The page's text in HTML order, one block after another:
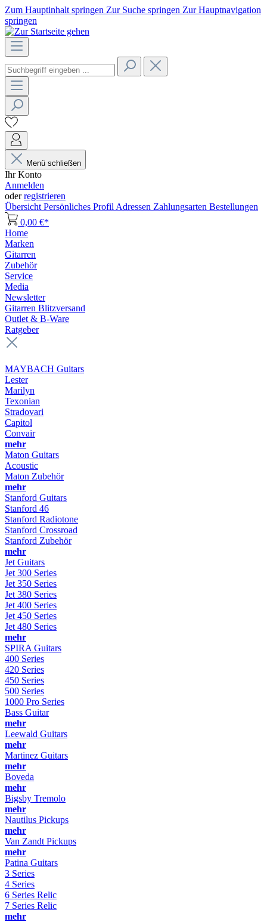
Zum Hauptinhalt springen Zur Suche springen Zur Hauptnavigation
springen
Menü schließen
Ihr Konto
Anmelden
oderregistrieren
Übersicht Persönliches Profil Adressen Zahlungsarten Bestellungen
0,00 €*
Home
Marken
Gitarren
Zubehör
Service
Media
Newsletter
Gitarren Blitzversand
Outlet & B-Ware
Ratgeber
MAYBACH Guitars
Lester
Marilyn
Texonian
Stradovari
Capitol
Convair
mehr
Maton Guitars
Acoustic
Maton Zubehör
mehr
Stanford Guitars
Stanford 46
Stanford Radiotone
Stanford Crossroad
Stanford Zubehör
mehr
Jet Guitars
Jet 300 Series
Jet 350 Series
Jet 380 Series
Jet 400 Series
Jet 450 Series
Jet 480 Series
mehr
SPIRA Guitars
400 Series
420 Series
450 Series
500 Series
1000 Pro Series
Bass Guitar
mehr
Leewald Guitars
mehr
Martinez Guitars
mehr
Boveda
mehr
Bigsby Tremolo
mehr
Nautilus Pickups
mehr
Van Zandt Pickups
mehr
Patina Guitars
3 Series
4 Series
6 Series Relic
7 Series Relic
mehr